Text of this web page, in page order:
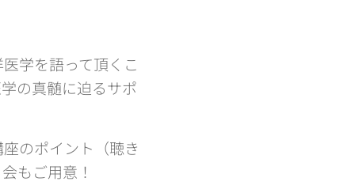
学を語って頂くこ
の真髄に迫るサポ
のポイント（聴き
もご用意！